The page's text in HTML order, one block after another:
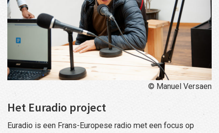
© Manuel Versaen
Het Euradio project
Euradio is een Frans-Europese radio met een focus op